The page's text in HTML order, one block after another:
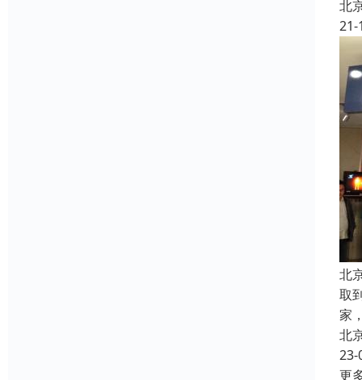
北
21-
北
取
家
北
23-
更